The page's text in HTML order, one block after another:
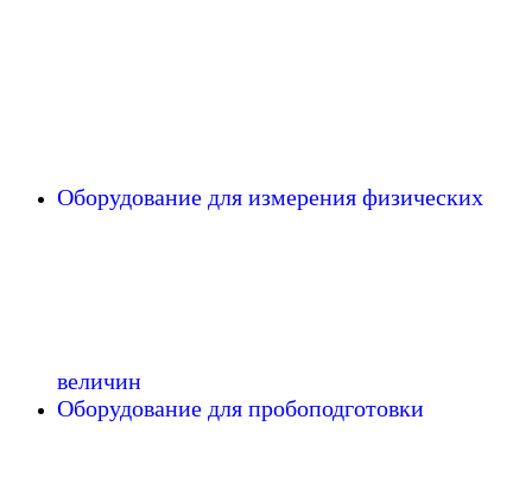
Оборудование для измерения физических
величин
Оборудование для пробоподготовки